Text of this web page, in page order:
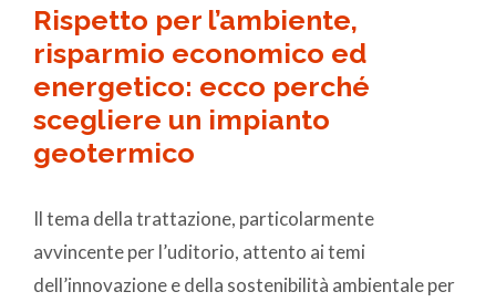
Rispetto per l’ambiente,
risparmio economico ed
energetico: ecco perché
scegliere un impianto
geotermico
Il tema della trattazione, particolarmente
avvincente per l’uditorio, attento ai temi
dell’innovazione e della sostenibilità ambientale per